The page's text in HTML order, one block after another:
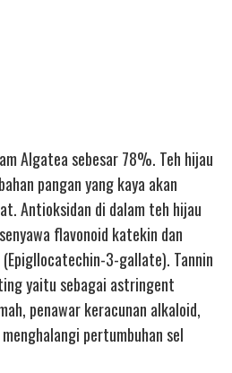
Algatea sebesar 78%. Teh hijau
pangan yang kaya akan
Antioksidan di dalam teh hijau
flavonoid katekin dan
(Epigllocatechin-3-gallate). Tannin
yaitu sebagai astringent
penawar keracunan alkaloid,
pertumbuhan sel